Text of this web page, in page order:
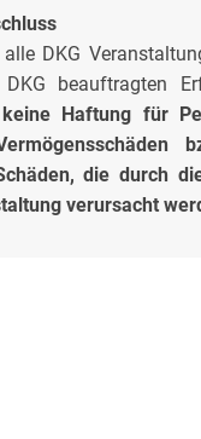
DKG
beauftragten
keine Haftung für
die durch
verursacht